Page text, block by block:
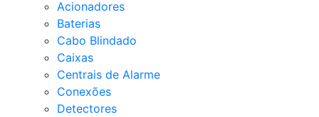
Acionadores
Baterias
Cabo Blindado
Caixas
Centrais de Alarme
Conexões
Detectores